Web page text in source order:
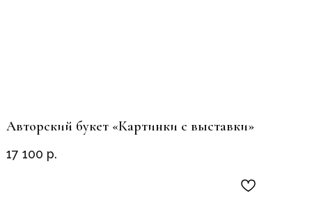
Авторский букет «Картинки с выставки»
17 100 р.